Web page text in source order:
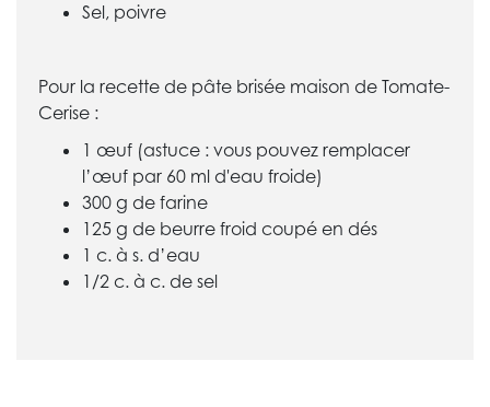
Sel, poivre
Pour la recette de pâte brisée maison de Tomate-
Cerise :
1 œuf (astuce : vous pouvez remplacer
l’œuf par 60 ml d'eau froide)
300 g de farine
125 g de beurre froid coupé en dés
1 c. à s. d’eau
1/2 c. à c. de sel